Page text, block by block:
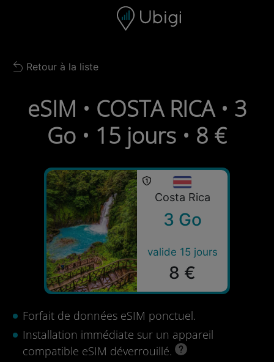
Barre de navigation Bas de page
Back to list
Retour à la liste
eSIM • COSTA RICA • 3
Go • 15 jours • 8 €
Costa Rica
3 Go
valide 15 jours
8 €
Forfait de données eSIM ponctuel.
Installation immédiate sur un appareil
compatible eSIM déverrouillé.